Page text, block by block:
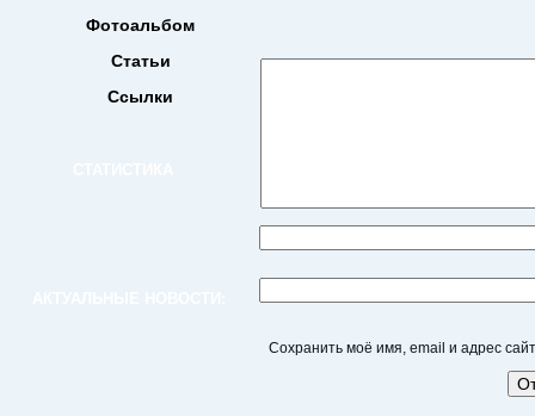
Фотоальбом
Статьи
Ссылки
Сохранить моё имя, email и адрес